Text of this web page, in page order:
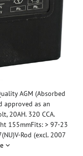
AGM (Absorbed
approved as an
20AH. 320 CCA.
155mmFits: > 97-23
Rod (excl. 2007